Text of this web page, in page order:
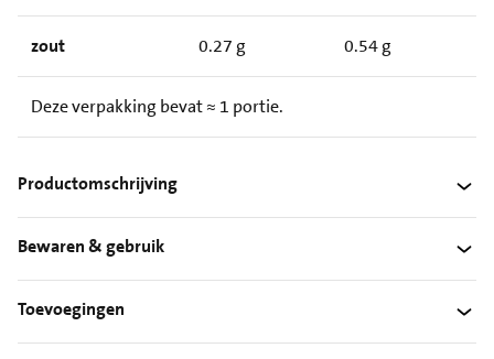
zout 0.27 g 0.54 g
Deze verpakking bevat ≈ 1 portie.
Productomschrijving
Bewaren & gebruik
Toevoegingen